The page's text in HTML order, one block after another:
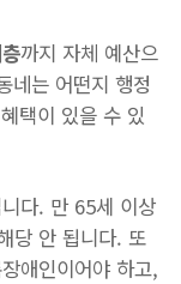
까지 자체 예산으
네는 어떤지 행정
택이 있을 수 있
다. 만 65세 이상
당 안 됩니다. 또
애인이어야 하고,